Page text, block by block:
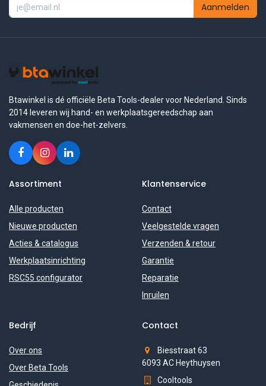
Aanmelden
Btawinkel is dé officiële Beta Tools-dealer voor Nederland. Sinds
2014 leveren wij hand- en werkplaatsgereedschap aan
vakmensen en doe-het-zelvers.
Assortiment
Alle producten
Nieuwe producten
Acties & catalogus
Werkplaatsinrichting
RSC55 configurator
Klantenservice
Contact
Veelgestelde vragen
Verzenden & retour
Garantie
Reparatie
Inruilen
Bedrijf
Over ons
Over Beta Tools
Contact
Biesstraat 63
6093 AC Heythuysen
Cooltools